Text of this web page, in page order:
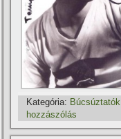
Kategória: Búcsúztatók
hozzászólás